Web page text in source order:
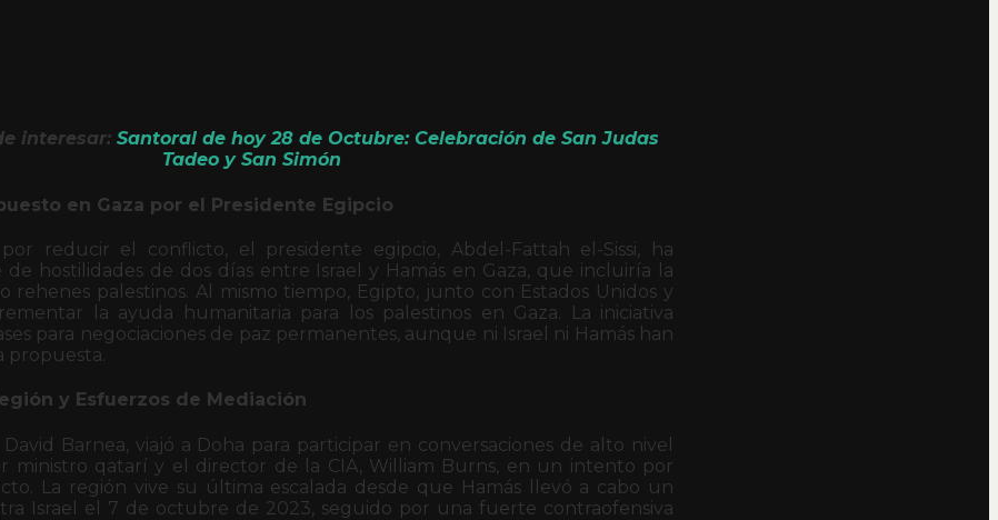
interesar: Santoral de hoy 28 de Octubre: Celebración de San Judas
Tadeo y San Simón
en Gaza por el Presidente Egipcio
reducir el conflicto, el presidente egipcio, Abdel-Fattah el-Sissi, ha
hostilidades de dos días entre Israel y Hamás en Gaza, que incluiría la
rehenes palestinos. Al mismo tiempo, Egipto, junto con Estados Unidos y
la ayuda humanitaria para los palestinos en Gaza. La iniciativa
para negociaciones de paz permanentes, aunque ni Israel ni Hamás han
propuesta.
y Esfuerzos de Mediación
Barnea, viajó a Doha para participar en conversaciones de alto nivel
ministro qatarí y el director de la CIA, William Burns, en un intento por
La región vive su última escalada desde que Hamás llevó a cabo un
Israel el 7 de octubre de 2023, seguido por una fuerte contraofensiva